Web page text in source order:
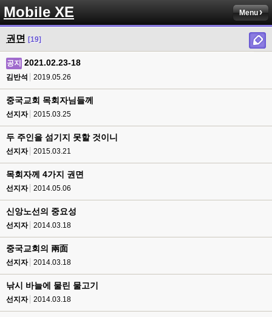
Mobile XE Menu
권면 [19]
공지 2021.02.23-18
김반석 2019.05.26
중국교회 목회자님들께
선지자 2015.03.25
두 주인을 섬기지 못할 것이니
선지자 2015.03.21
목회자께 4가지 권면
선지자 2014.05.06
신앙노선의 중요성
선지자 2014.03.18
중국교회의 兩面
선지자 2014.03.18
낚시 바늘에 물린 물고기
선지자 2014.03.18